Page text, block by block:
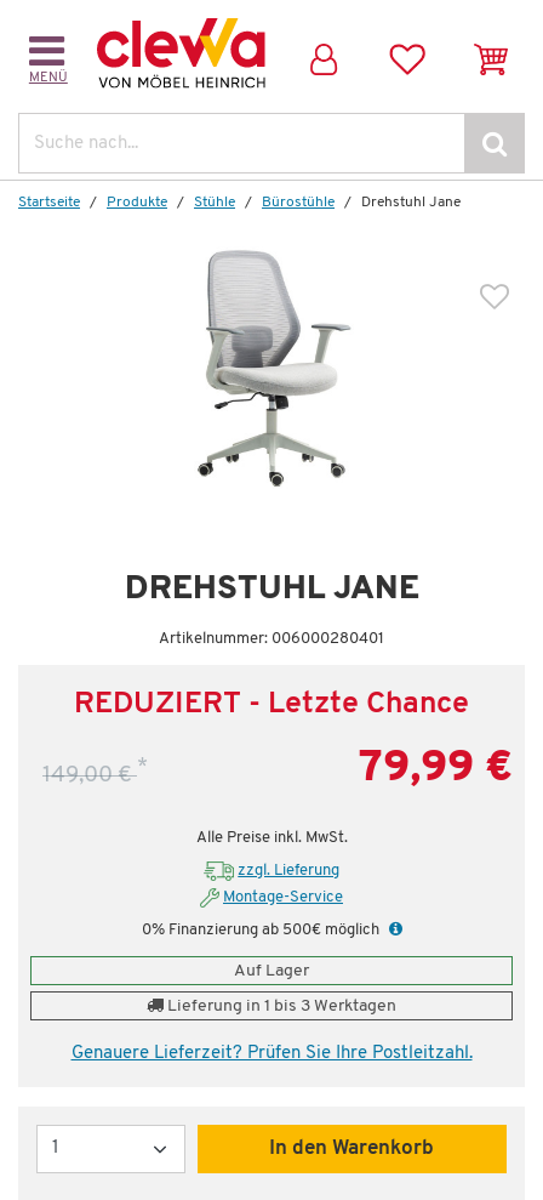
MENÜ
Startseite Produkte Stühle Bürostühle Drehstuhl Jane
DREHSTUHL JANE
Artikelnummer: 006000280401
REDUZIERT - Letzte Chance
149,00 €* 79,99 €
Alle Preise inkl. MwSt.
zzgl. Lieferung
Montage-Service
0% Finanzierung ab 500€ möglich
Auf Lager
Lieferung in 1 bis 3 Werktagen
Genauere Lieferzeit? Prüfen Sie Ihre Postleitzahl.
Menge
In den Warenkorb